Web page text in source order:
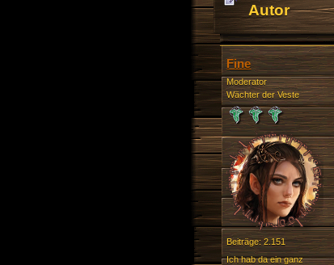
Autor
mal)
Fine
Moderator
Wächter der Veste
Beiträge: 2.151
Ich hab da ein ganz